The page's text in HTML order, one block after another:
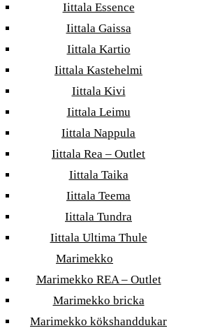
Iittala Essence
Iittala Gaissa
Iittala Kartio
Iittala Kastehelmi
Iittala Kivi
Iittala Leimu
Iittala Nappula
Iittala Rea – Outlet
Iittala Taika
Iittala Teema
Iittala Tundra
Iittala Ultima Thule
Marimekko
Marimekko REA – Outlet
Marimekko bricka
Marimekko kökshanddukar